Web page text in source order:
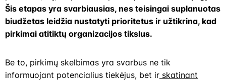
Šis etapas yra svarbiausias, nes teisingai suplanuotas
biudžetas leidžia nustatyti prioritetus ir užtikrina, kad
pirkimai atitiktų organizacijos tikslus.
Be to, pirkimų skelbimas yra svarbus ne tik
informuojant potencialius tiekėjus, bet ir skatinant